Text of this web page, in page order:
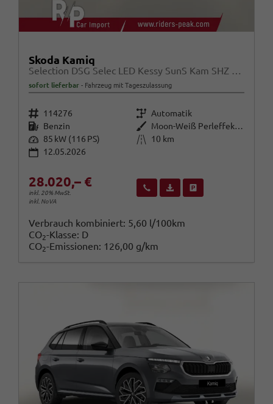
Skoda Kamiq
sofort lieferbar Fahrzeug mit Tageszulassung
Fahrzeugnr. 114276 Getriebe Automatik
Kraftstoff Benzin Außenfarbe
Moon-Weiß Perleffekt / Dach in B
Leistung 85 kW (116 PS) Kilometerstand
10 km
12.05.2026
28.020,– €
inkl. 20% MwSt.
inkl. NoVA
Wir rufen Sie anFahrzeugexposé (PDF)
Verbrauch kombiniert: 5,60 l/100km
CO2-Klasse: D
CO2-Emissionen: 126,00 g/km